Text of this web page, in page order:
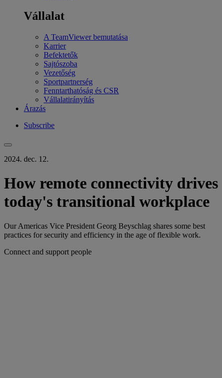
Vállalat
A TeamViewer bemutatása
Karrier
Befektetők
Sajtószoba
Vezetőség
Sportpartnerség
Fenntarthatóság és CSR
Vállalatirányítás
Árazás
Subscribe
2024. dec. 12.
How remote connectivity drives
today's transitional workplace
Our Americas Vice President Georg Beyschlag shares some best
practices for security and efficiency in the age of flexible work.
Connect and support people